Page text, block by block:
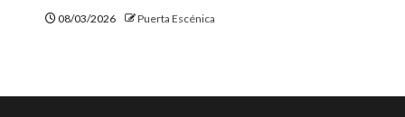
08/03/2026 Puerta Escénica